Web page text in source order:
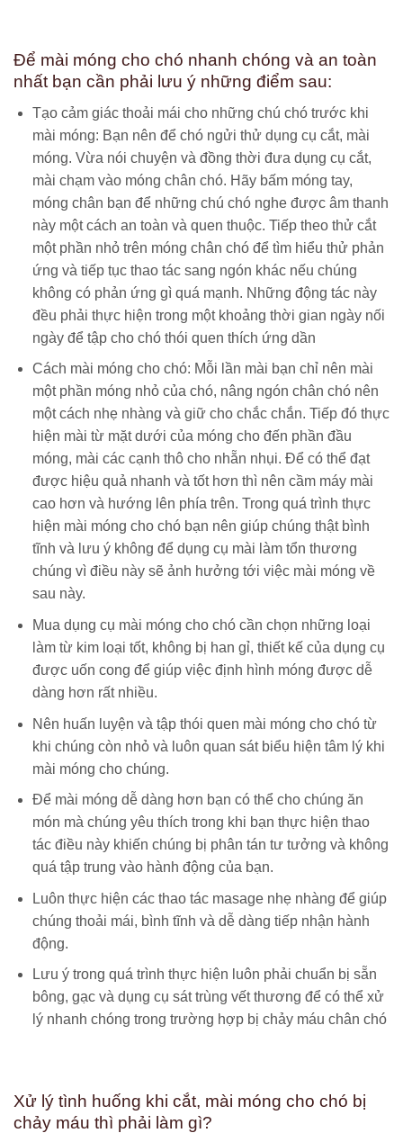
Để mài móng cho chó nhanh chóng và an toàn
nhất bạn cần phải lưu ý những điểm sau:
Tạo cảm giác thoải mái cho những chú chó trước khi
mài móng: Bạn nên để chó ngửi thử dụng cụ cắt, mài
móng. Vừa nói chuyện và đồng thời đưa dụng cụ cắt,
mài chạm vào móng chân chó. Hãy bấm móng tay,
móng chân bạn để những chú chó nghe được âm thanh
này một cách an toàn và quen thuộc. Tiếp theo thử cắt
một phần nhỏ trên móng chân chó để tìm hiểu thử phản
ứng và tiếp tục thao tác sang ngón khác nếu chúng
không có phản ứng gì quá mạnh. Những động tác này
đều phải thực hiện trong một khoảng thời gian ngày nối
ngày để tập cho chó thói quen thích ứng dần
Cách mài móng cho chó: Mỗi lần mài bạn chỉ nên mài
một phần móng nhỏ của chó, nâng ngón chân chó nên
một cách nhẹ nhàng và giữ cho chắc chắn. Tiếp đó thực
hiện mài từ mặt dưới của móng cho đến phần đầu
móng, mài các cạnh thô cho nhẵn nhụi. Để có thể đạt
được hiệu quả nhanh và tốt hơn thì nên cầm máy mài
cao hơn và hướng lên phía trên. Trong quá trình thực
hiện mài móng cho chó bạn nên giúp chúng thật bình
tĩnh và lưu ý không để dụng cụ mài làm tổn thương
chúng vì điều này sẽ ảnh hưởng tới việc mài móng về
sau này.
Mua dụng cụ mài móng cho chó cần chọn những loại
làm từ kim loại tốt, không bị han gỉ, thiết kế của dụng cụ
được uốn cong để giúp việc định hình móng được dễ
dàng hơn rất nhiều.
Nên huấn luyện và tập thói quen mài móng cho chó từ
khi chúng còn nhỏ và luôn quan sát biểu hiện tâm lý khi
mài móng cho chúng.
Để mài móng dễ dàng hơn bạn có thể cho chúng ăn
món mà chúng yêu thích trong khi bạn thực hiện thao
tác điều này khiến chúng bị phân tán tư tưởng và không
quá tập trung vào hành động của bạn.
Luôn thực hiện các thao tác masage nhẹ nhàng để giúp
chúng thoải mái, bình tĩnh và dễ dàng tiếp nhận hành
động.
Lưu ý trong quá trình thực hiện luôn phải chuẩn bị sẵn
bông, gạc và dụng cụ sát trùng vết thương để có thể xử
lý nhanh chóng trong trường hợp bị chảy máu chân chó
Xử lý tình huống khi cắt, mài móng cho chó bị
chảy máu thì phải làm gì?